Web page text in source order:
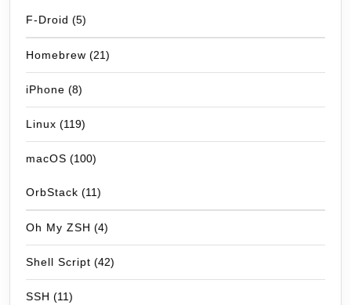
F-Droid (5)
Homebrew (21)
iPhone (8)
Linux (119)
macOS (100)
OrbStack (11)
Oh My ZSH (4)
Shell Script (42)
SSH (11)